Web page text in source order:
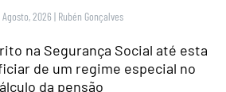
2026 | Rubén Gonçalves
na Segurança Social até esta
de um regime especial no
da pensão